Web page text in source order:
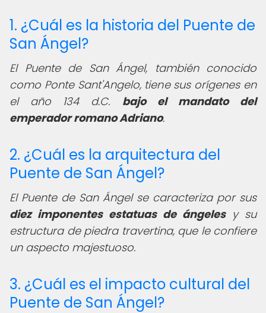
1. ¿Cuál es la historia del Puente de
San Ángel?
El Puente de San Ángel, también conocido
como Ponte Sant'Angelo, tiene sus orígenes en
el año 134 d.C. bajo el mandato del
emperador romano Adriano.
2. ¿Cuál es la arquitectura del
Puente de San Ángel?
El Puente de San Ángel se caracteriza por sus
diez imponentes estatuas de ángelesy su
estructura de piedra travertina, que le confiere
un aspecto majestuoso.
3. ¿Cuál es el impacto cultural del
Puente de San Ángel?